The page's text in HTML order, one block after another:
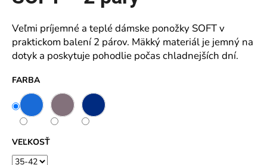
hviezdičiek.
Veľmi príjemné a teplé dámske ponožky SOFT v
praktickom balení 2 párov. Mäkký materiál je jemný na
dotyk a poskytuje pohodlie počas chladnejších dní.
FARBA
VEĽKOSŤ
j
s
ť
?